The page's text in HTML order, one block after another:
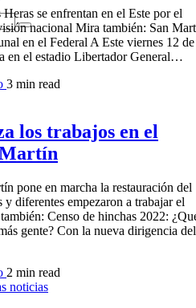
se enfrentan en el Este por el
nacional Mira también: San
en el Federal A Este viernes 12 de
en el estadio Libertador General…
3 min read
los trabajos en el
pone en marcha la restauración del
diferentes empezaron a trabajar el
Censo de hinchas 2022:
gente? Con la nueva dirigencia del
2 min read
noticias